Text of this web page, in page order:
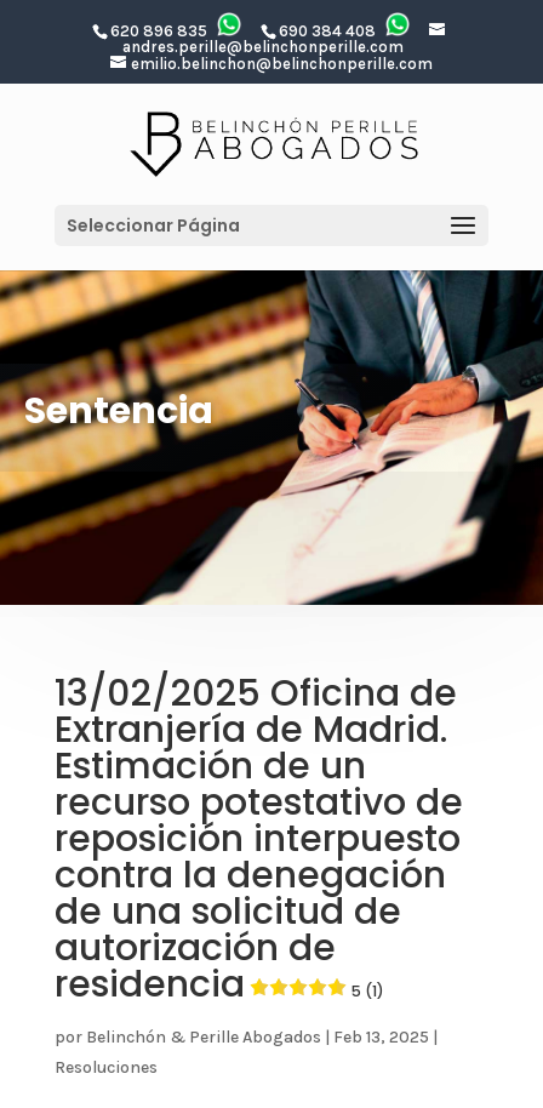
620 896 835
690 384 408
andres.perille@belinchonperille.com
emilio.belinchon@belinchonperille.com
Seleccionar Página
Sentencia
13/02/2025 Oficina de
Extranjería de Madrid.
Estimación de un
recurso potestativo de
reposición interpuesto
contra la denegación
de una solicitud de
autorización de
residencia 5 (1)
por Belinchón & Perille Abogados | Feb 13, 2025 |
Resoluciones